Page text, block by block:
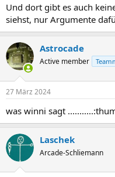
Und dort gibt es auch
siehst, nur Argumente
Astrocade
Active member
27 März 2024
was winni sagt
Laschek
Arcade-Schliemann